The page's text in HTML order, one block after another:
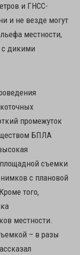
и ГНСС-
и не везде могут
местности,
с дикими
промежуток
БПЛА
съемки
с плановой
того,
местности.
– в разы